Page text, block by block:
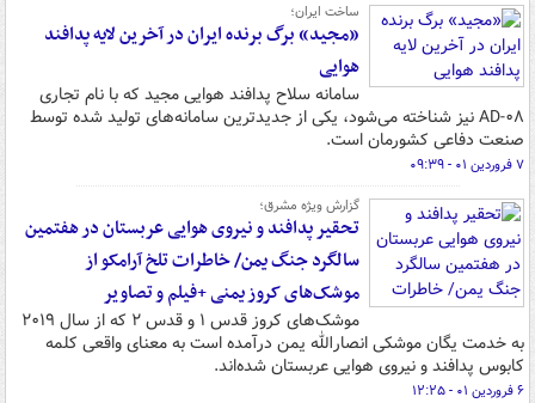
ساخت ایران؛
«مجید» برگ برنده ایران در آخرین لایه پدافند
هوایی
سامانه سلاح پدافند هوایی مجید که با نام تجاری
AD-۰۸ نیز شناخته می‌شود، یکی از جدیدترین سامانه‌های تولید شده توسط
صنعت دفاعی کشورمان است.
۷ فروردین ۰۱ - ۰۹:۳۹
گزارش ویژه مشرق؛
تحقیر پدافند و نیروی هوایی عربستان در هفتمین
سالگرد جنگ یمن/ خاطرات تلخ آرامکو از
موشک‌های کروز یمنی +فیلم و تصاویر
موشک‌های کروز قدس ۱ و قدس ۲ که از سال ۲۰۱۹
به خدمت یگان موشکی انصارالله یمن درآمده است به معنای واقعی کلمه
کابوس پدافند و نیروی هوایی عربستان شده‌اند.
۶ فروردین ۰۱ - ۱۲:۲۵